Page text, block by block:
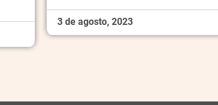
3 de agosto, 2023